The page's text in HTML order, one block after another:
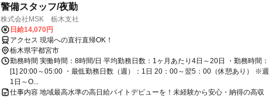
警備スタッフ/夜勤
株式会社MSK 栃木支社
日給14,070円
アクセス 現場への直行直帰OK！
栃木県宇都宮市
勤務時間 実働時間：8時間/日 平均勤務日数：1ヶ月あたり4日～20日 ・勤務時間：
[1] 20:00～05:00 ・最低勤務日数（週）：1日 20：00～翌5：00（休憩あり） ※週
1日～O...
仕事内容 地域最高水準の高日給バイトデビューを！未経験から安心・納得の高収